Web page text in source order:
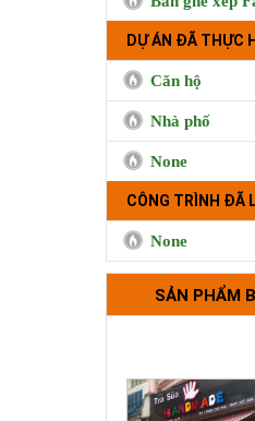
DỰ ÁN ĐÃ THỰC
Căn hộ
Nhà phố
None
CÔNG TRÌNH ĐÃ
None
SẢN PHẨM
Cà phê Boong,